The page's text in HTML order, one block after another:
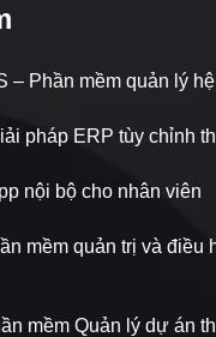
– Phần mềm quản lý
pháp ERP tùy chỉnh
nội bộ cho nhân viên
mềm quản trị và điều
mềm Quản lý dự án